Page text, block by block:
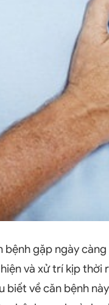
bệnh gặp ngày
và xử trí kịp
biết về căn bệnh